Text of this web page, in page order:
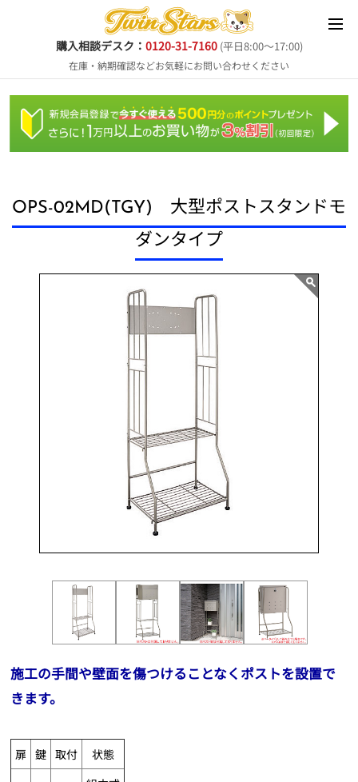
購入相談デスク： 0120-31-7160 (平日8:00～17:00)
在庫・納期確認などお気軽にお問い合わせください
OPS-02MD(TGY) 大型ポストスタンドモ
ダンタイプ
施工の手間や壁面を傷つけることなくポストを設置で
きます。
扉 鍵 取付
状態